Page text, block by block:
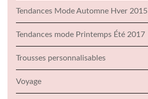
Tendances Mode Automne Hver 2015
Tendances mode Printemps Été 2017
Trousses personnalisables
Voyage